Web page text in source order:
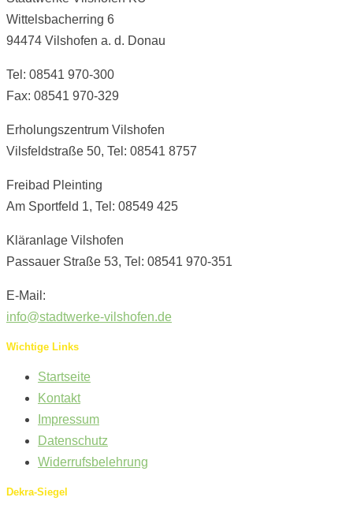
Wittelsbacherring 6
94474 Vilshofen a. d. Donau
Tel: 08541 970-300
Fax: 08541 970-329
Erholungszentrum Vilshofen
Vilsfeldstraße 50, Tel: 08541 8757
Freibad Pleinting
Am Sportfeld 1, Tel: 08549 425
Kläranlage Vilshofen
Passauer Straße 53, Tel: 08541 970-351
E-Mail:
info@stadtwerke-vilshofen.de
Wichtige Links
Startseite
Kontakt
Impressum
Datenschutz
Widerrufsbelehrung
Dekra-Siegel